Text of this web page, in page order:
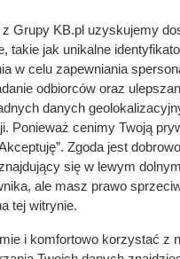
zwierząt
błędem
Grupy KB.pl uzyskujemy
takie jak unikalne
w celu zapewniania
odbiorców oraz
danych
Ponieważ cenimy Twoją
Zgoda jest
się w lewym
ale masz prawo
tej witrynie.
i komfortowo korzystać z